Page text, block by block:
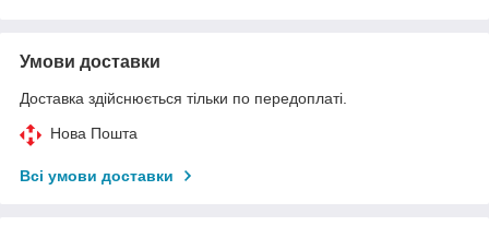
Умови доставки
Доставка здійснюється тільки по передоплаті.
Нова Пошта
Всі умови доставки